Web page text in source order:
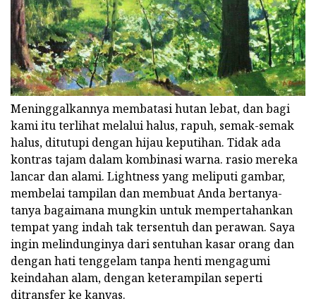
Meninggalkannya membatasi hutan lebat, dan bagi
kami itu terlihat melalui halus, rapuh, semak-semak
halus, ditutupi dengan hijau keputihan. Tidak ada
kontras tajam dalam kombinasi warna. rasio mereka
lancar dan alami. Lightness yang meliputi gambar,
membelai tampilan dan membuat Anda bertanya-
tanya bagaimana mungkin untuk mempertahankan
tempat yang indah tak tersentuh dan perawan. Saya
ingin melindunginya dari sentuhan kasar orang dan
dengan hati tenggelam tanpa henti mengagumi
keindahan alam, dengan keterampilan seperti
ditransfer ke kanvas.